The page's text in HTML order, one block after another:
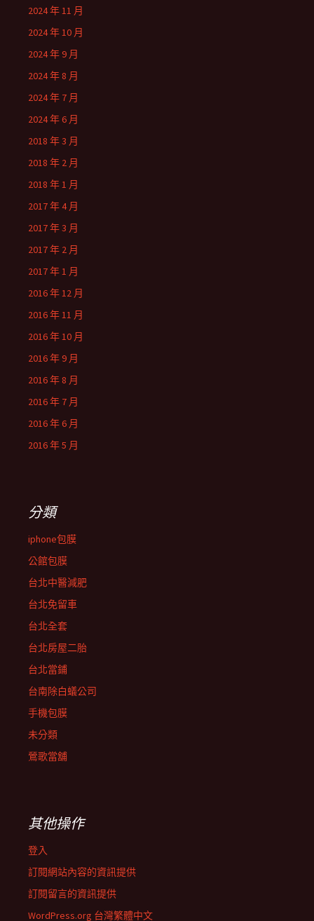
2024 年 11 月
2024 年 10 月
2024 年 9 月
2024 年 8 月
2024 年 7 月
2024 年 6 月
2018 年 3 月
2018 年 2 月
2018 年 1 月
2017 年 4 月
2017 年 3 月
2017 年 2 月
2017 年 1 月
2016 年 12 月
2016 年 11 月
2016 年 10 月
2016 年 9 月
2016 年 8 月
2016 年 7 月
2016 年 6 月
2016 年 5 月
分類
iphone包膜
公館包膜
台北中醫減肥
台北免留車
台北全套
台北房屋二胎
台北當鋪
台南除白蟻公司
手機包膜
未分類
鶯歌當舖
其他操作
登入
訂閱網站內容的資訊提供
訂閱留言的資訊提供
WordPress.org 台灣繁體中文